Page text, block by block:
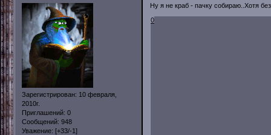
Зарегистрирован: 10 февраля,
2010г.
Приглашений: 0
Сообщений: 948
Уважение: [+33/-1]
Ну я не краб - пачку собираю..Хотя
0